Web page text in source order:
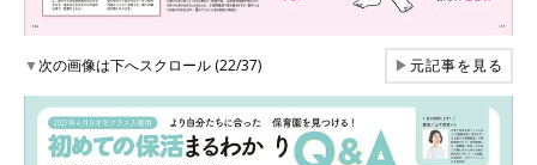
▼次の画像は下へスクロール (22/37) ▶元記事を見る